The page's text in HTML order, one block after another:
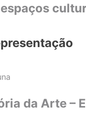
da Arte –